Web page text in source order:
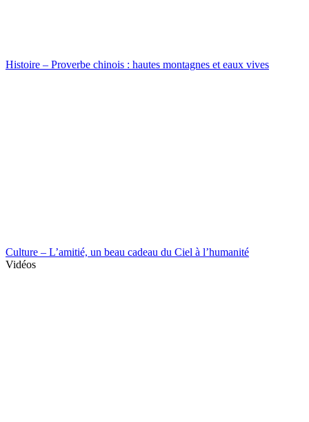
Histoire – Proverbe chinois : hautes montagnes et eaux vives
Culture – L’amitié, un beau cadeau du Ciel à l’humanité
Vidéos